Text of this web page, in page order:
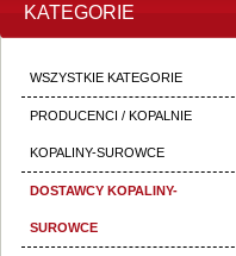
KATEGORIE
WSZYSTKIE KATEGORIE
PRODUCENCI / KOPALNIE
KOPALINY-SUROWCE
DOSTAWCY KOPALINY-
SUROWCE